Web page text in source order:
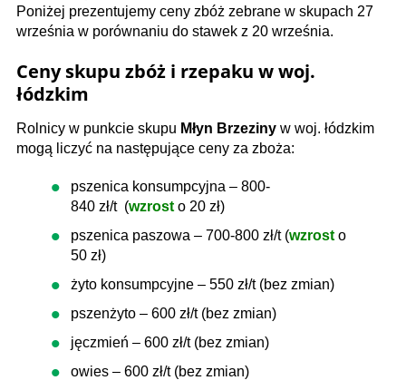
Poniżej prezentujemy ceny zbóż zebrane w skupach 27
września w porównaniu do stawek z 20 września.
Ceny skupu zbóż i rzepaku w woj.
łódzkim
Rolnicy w punkcie skupu Młyn Brzeziny w woj. łódzkim
mogą liczyć na następujące ceny za zboża:
pszenica konsumpcyjna – 800-
840 zł/t (wzrost o 20 zł)
pszenica paszowa – 700-800 zł/t (wzrost o
50 zł)
żyto konsumpcyjne – 550 zł/t (bez zmian)
pszenżyto – 600 zł/t (bez zmian)
jęczmień – 600 zł/t (bez zmian)
owies – 600 zł/t (bez zmian)